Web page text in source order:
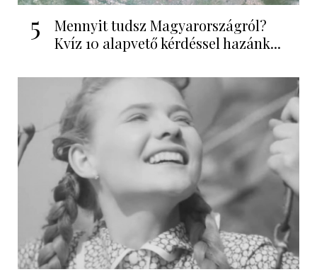
5
Mennyit tudsz Magyarországról?
Kvíz 10 alapvető kérdéssel hazánk...